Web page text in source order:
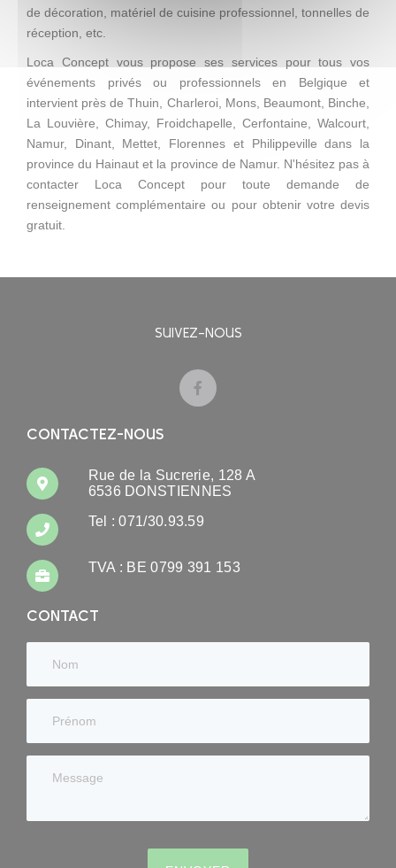
de décoration, matériel de cuisine professionnel, tonnelles de
réception, etc.
Loca Concept vous propose ses services pour tous vos
événements privés ou professionnels en Belgique et
intervient près de Thuin, Charleroi, Mons, Beaumont, Binche,
La Louvière, Chimay, Froidchapelle, Cerfontaine, Walcourt,
Namur, Dinant, Mettet, Florennes et Philippeville dans la
province du Hainaut et la province de Namur. N'hésitez pas à
contacter Loca Concept pour toute demande de
renseignement complémentaire ou pour obtenir votre devis
gratuit.
SUIVEZ-NOUS
CONTACTEZ-NOUS
Rue de la Sucrerie, 128 A
6536 DONSTIENNES
Tel : 071/30.93.59
TVA : BE 0799 391 153
CONTACT